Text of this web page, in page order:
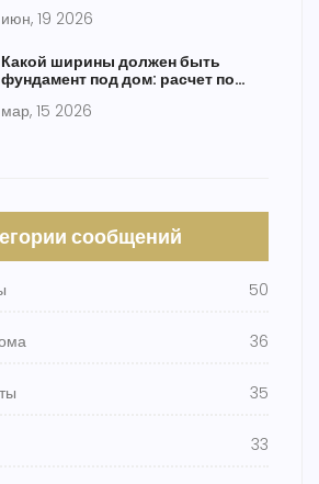
июн, 19 2026
Какой ширины должен быть
фундамент под дом: расчет по
мар, 15 2026
сообщений
50
36
35
33